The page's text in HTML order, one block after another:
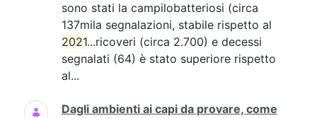
sono stati la campilobatteriosi (circa
137mila segnalazioni, stabile rispetto al
2021...ricoveri (circa 2.700) e decessi
segnalati (64) è stato superiore rispetto
al...
Dagli ambienti ai capi da provare, come